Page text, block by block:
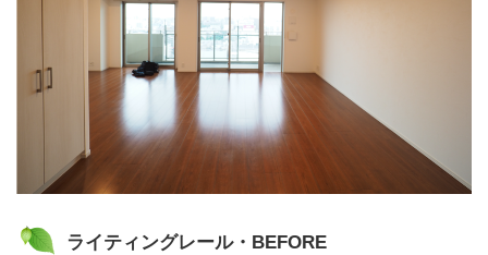
ライティングレール・BEFORE